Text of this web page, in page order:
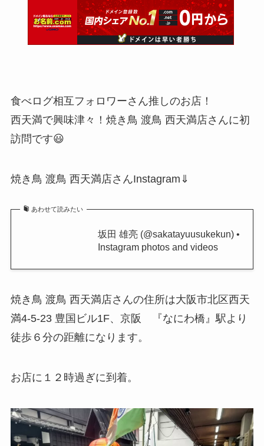
食べログ相互フォロワーさん推しのお店！
西天満で興味津々！焼き鳥 渡鳥 西天満店さんに初
訪問です😃
焼き鳥 渡鳥 西天満店さんInstagram⇓
あわせて読みたい
坂田 雄亮 (@sakatayuusukekun) •
Instagram photos and videos
焼き鳥 渡鳥 西天満店さんの住所は大阪市北区西天
満4-5-23 豊国ビル1F、京阪 『なにわ橋』駅より
徒歩６分の距離になります。
お店に１２時過ぎに到着。